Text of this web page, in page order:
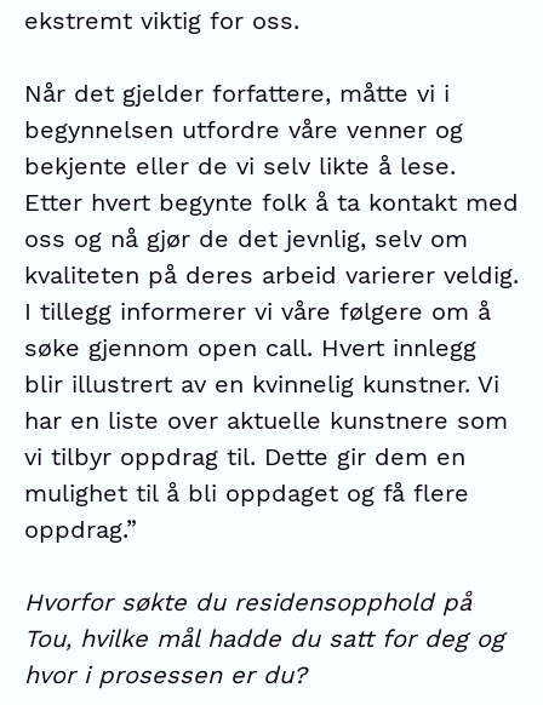
ekstremt viktig for oss.
Når det gjelder forfattere, måtte vi i
begynnelsen utfordre våre venner og
bekjente eller de vi selv likte å lese.
Etter hvert begynte folk å ta kontakt med
oss og nå gjør de det jevnlig, selv om
kvaliteten på deres arbeid varierer veldig.
I tillegg informerer vi våre følgere om å
søke gjennom open call. Hvert innlegg
blir illustrert av en kvinnelig kunstner. Vi
har en liste over aktuelle kunstnere som
vi tilbyr oppdrag til. Dette gir dem en
mulighet til å bli oppdaget og få flere
oppdrag.”
Hvorfor søkte du residensopphold på
Tou, hvilke mål hadde du satt for deg og
hvor i prosessen er du?